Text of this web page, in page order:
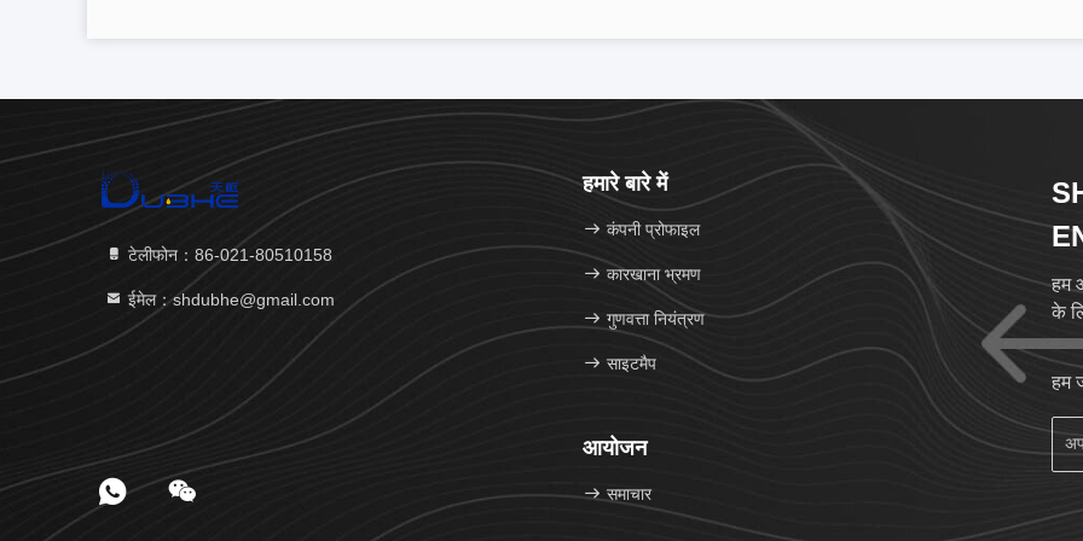
टेलीफोन：86-021-80510158
ईमेल：shdubhe@gmail.com
हमारे बारे में
कंपनी प्रोफाइल
कारखाना भ्रमण
गुणवत्ता नियंत्रण
साइटमैप
आयोजन
समाचार
हम
के
हम